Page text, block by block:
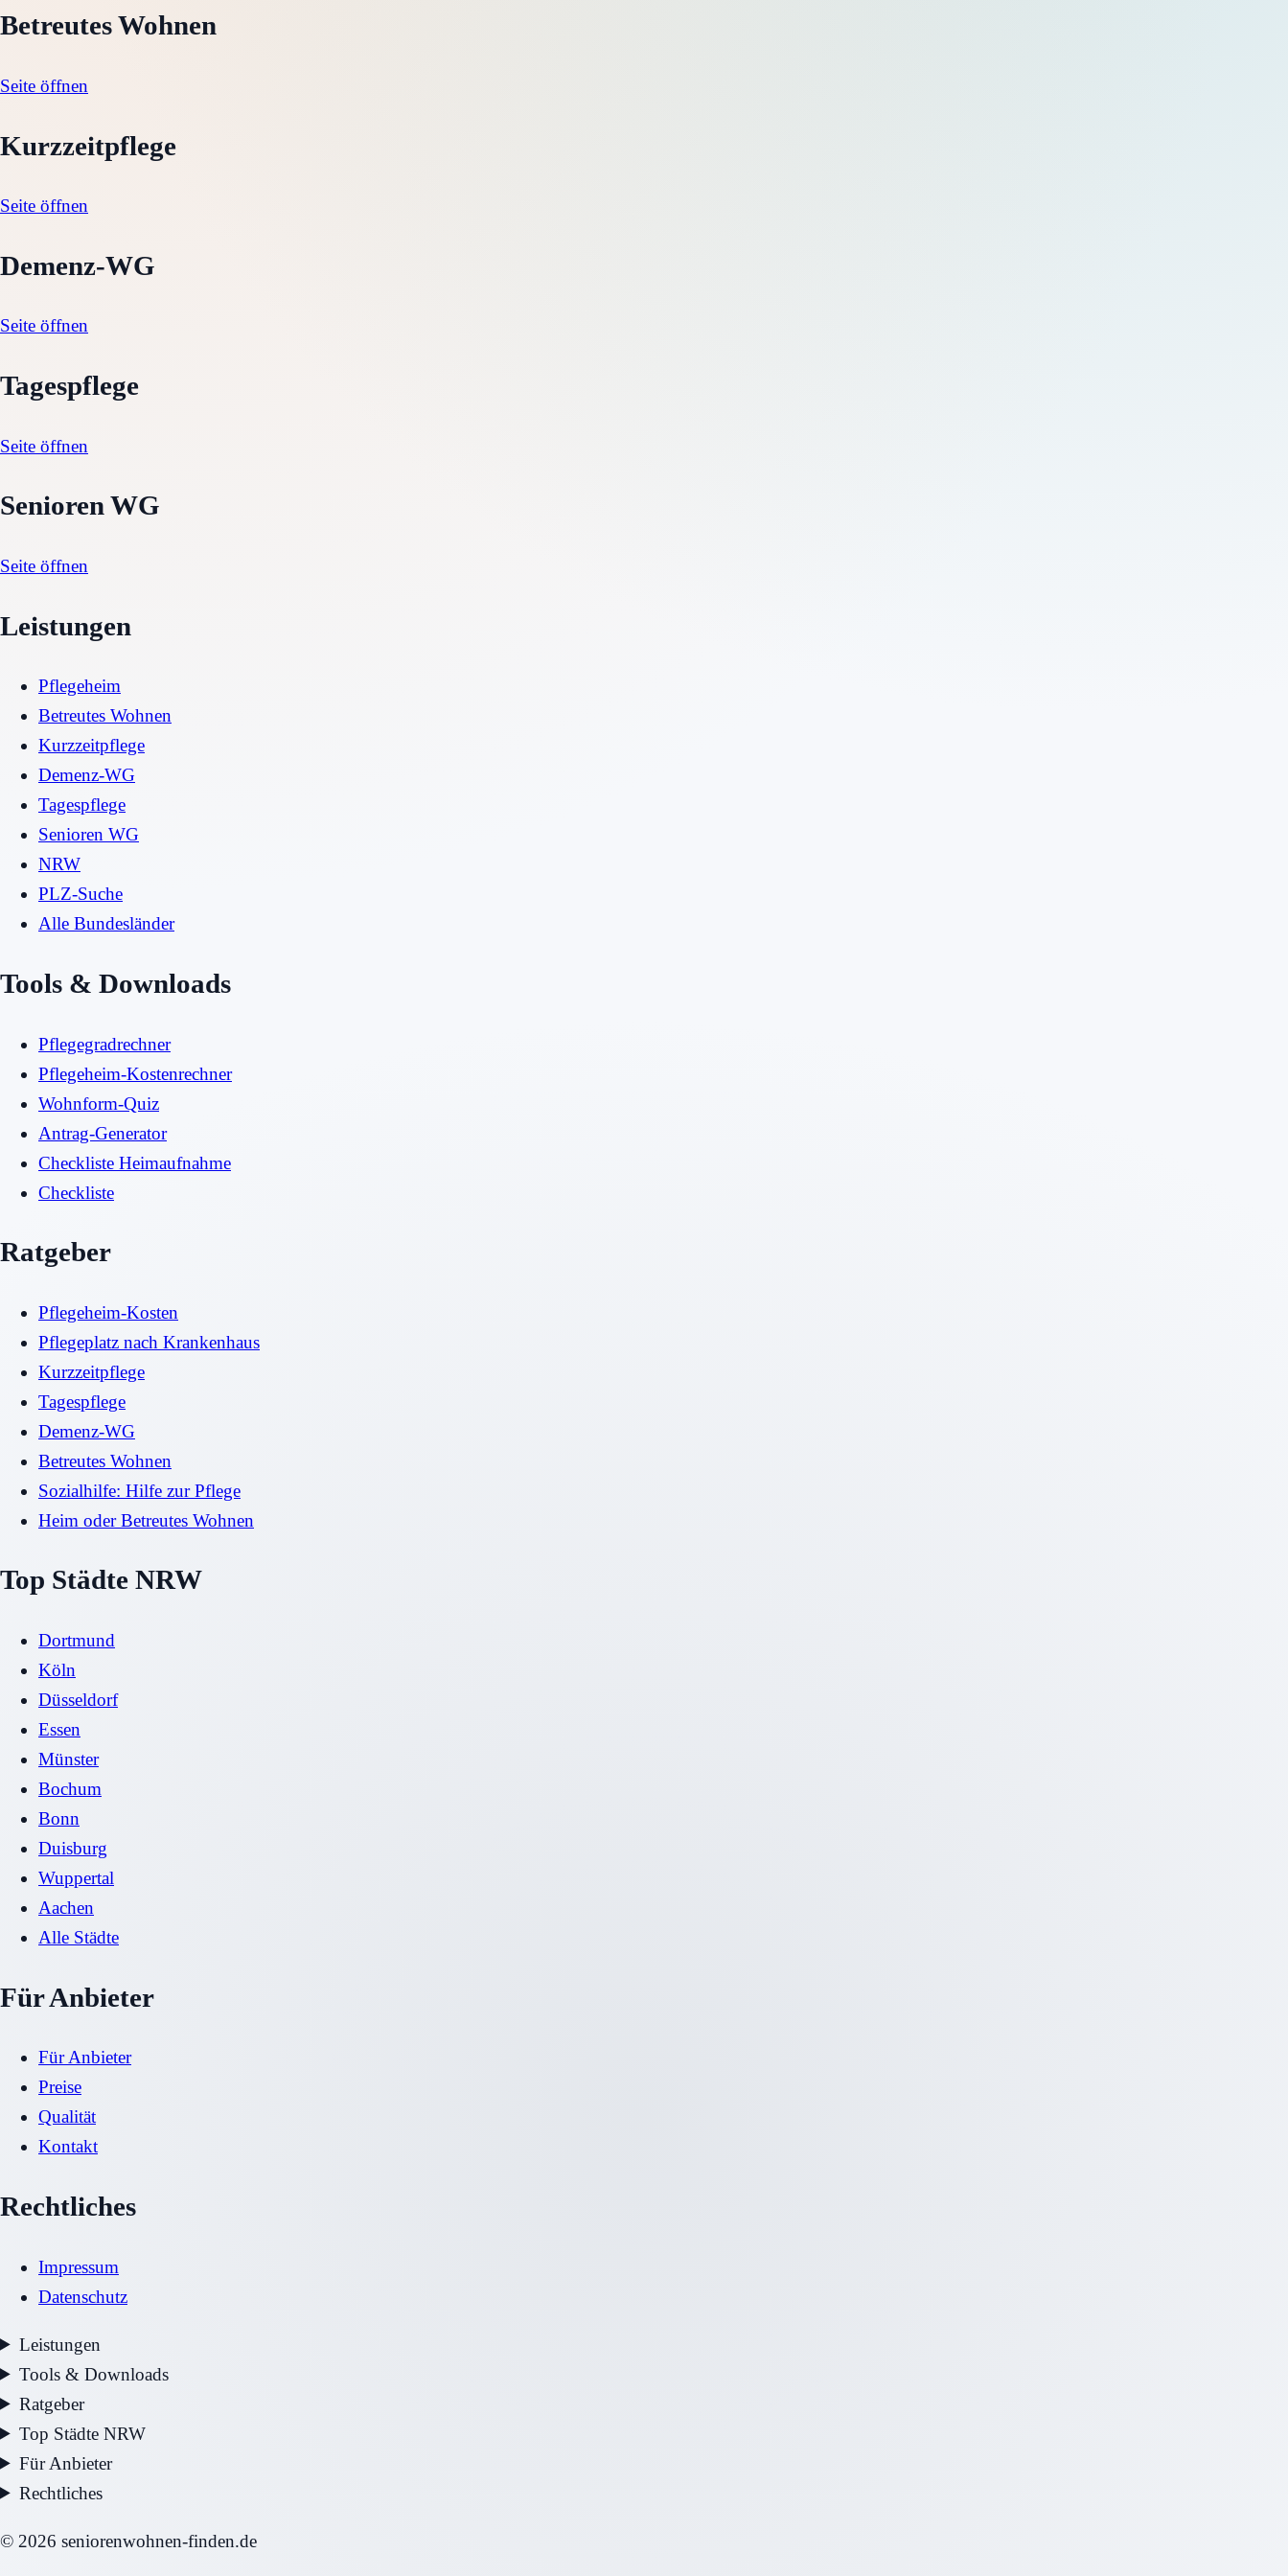
Betreutes Wohnen
Seite öffnen
Kurzzeitpflege
Seite öffnen
Demenz-WG
Seite öffnen
Tagespflege
Seite öffnen
Senioren WG
Seite öffnen
Leistungen
Pflegeheim
Betreutes Wohnen
Kurzzeitpflege
Demenz-WG
Tagespflege
Senioren WG
NRW
PLZ-Suche
Alle Bundesländer
Tools & Downloads
Pflegegradrechner
Pflegeheim-Kostenrechner
Wohnform-Quiz
Antrag-Generator
Checkliste Heimaufnahme
Checkliste
Ratgeber
Pflegeheim-Kosten
Pflegeplatz nach Krankenhaus
Kurzzeitpflege
Tagespflege
Demenz-WG
Betreutes Wohnen
Sozialhilfe: Hilfe zur Pflege
Heim oder Betreutes Wohnen
Top Städte NRW
Dortmund
Köln
Düsseldorf
Essen
Münster
Bochum
Bonn
Duisburg
Wuppertal
Aachen
Alle Städte
Für Anbieter
Für Anbieter
Preise
Qualität
Kontakt
Rechtliches
Impressum
Datenschutz
Leistungen
Tools & Downloads
Ratgeber
Top Städte NRW
Für Anbieter
Rechtliches
© 2026 seniorenwohnen-finden.de